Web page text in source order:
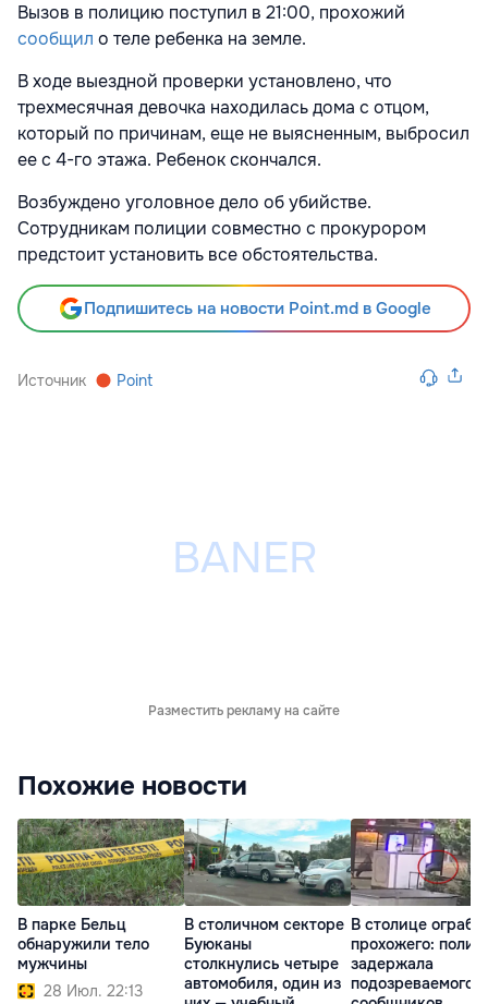
Вызов в полицию поступил в 21:00, прохожий
сообщил о теле ребенка на земле.
В ходе выездной проверки установлено, что
трехмесячная девочка находилась дома с отцом,
который по причинам, еще не выясненным, выбросил
ее с 4-го этажа. Ребенок скончался.
Возбуждено уголовное дело об убийстве.
Сотрудникам полиции совместно с прокурором
предстоит установить все обстоятельства.
Подпишитесь на новости Point.md в Google
Источник Point
Разместить рекламу на сайте
Похожие новости
В парке Бельц
обнаружили тело
мужчины
28 Июл. 22:13
В столичном секторе
Буюканы
столкнулись четыре
автомобиля, один из
В столице
прохожего:
задержала
подозреваемого